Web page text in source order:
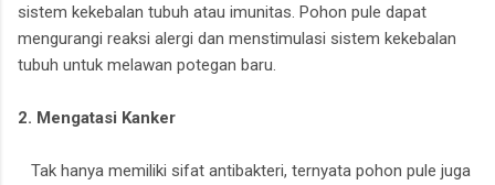
sistem kekebalan tubuh atau imunitas. Pohon pule dapat
mengurangi reaksi alergi dan menstimulasi sistem kekebalan
tubuh untuk melawan potegan baru.
2. Mengatasi Kanker
Tak hanya memiliki sifat antibakteri, ternyata pohon pule juga